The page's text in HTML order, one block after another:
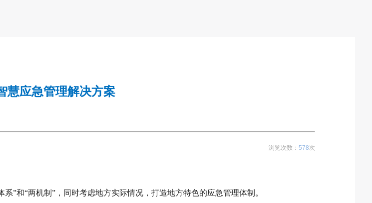
慧应急管理解决方案
浏览次数： 578次
”和“两机制”，同时考虑地方实际情况，打造地方特色的应急管理体制。